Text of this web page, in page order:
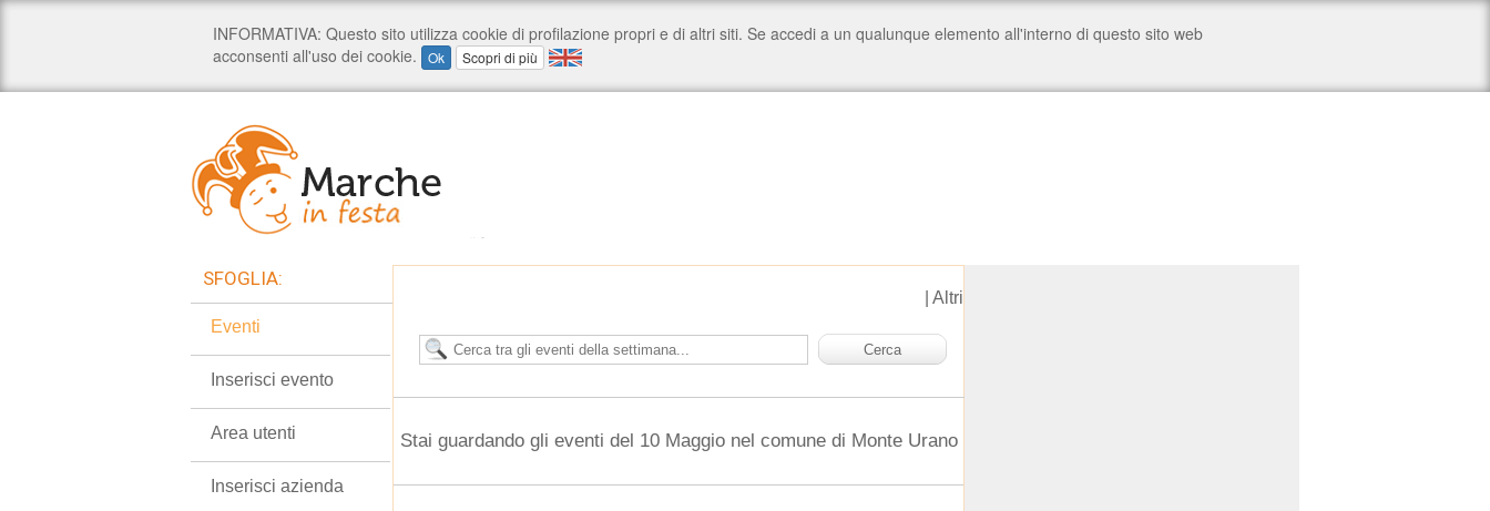
Altri
Stai guardando gli eventi del 10 Maggio nel comune di Monte Urano
SFOGLIA:
Eventi
Inserisci evento
Area utenti
Inserisci azienda